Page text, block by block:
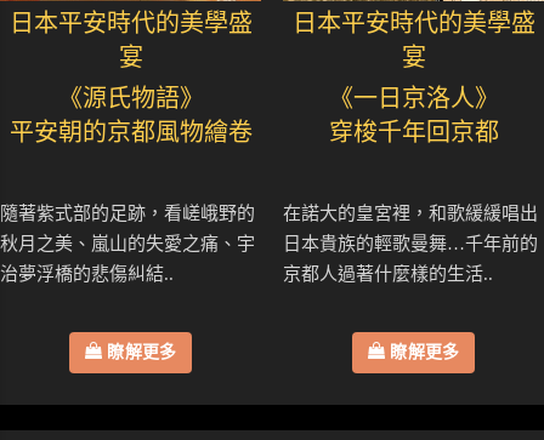
日本平安時代的美學盛
宴
《源氏物語》
平安朝的京都風物繪卷
隨著紫式部的足跡，看嵯峨野的
秋月之美、嵐山的失愛之痛、宇
治夢浮橋的悲傷糾結..
瞭解更多
日本平安時代的美學盛
宴
《一日京洛人》
穿梭千年回京都
在諾大的皇宮裡，和歌緩緩唱出
日本貴族的輕歌曼舞…千年前的
京都人過著什麼樣的生活..
瞭解更多